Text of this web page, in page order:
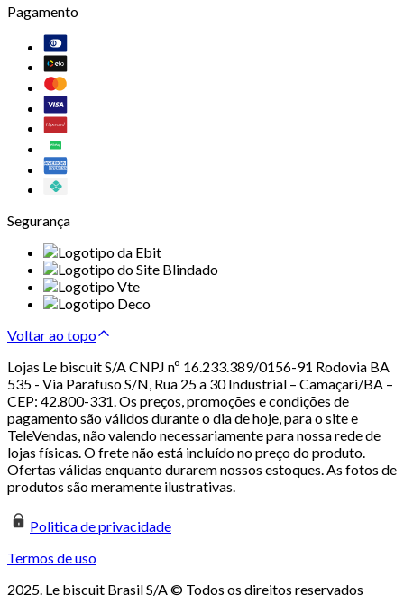
Pagamento
Segurança
Voltar ao topo
Lojas Le biscuit S/A CNPJ nº 16.233.389/0156-91 Rodovia BA
535 - Via Parafuso S/N, Rua 25 a 30 Industrial – Camaçari/BA –
CEP: 42.800-331. Os preços, promoções e condições de
pagamento são válidos durante o dia de hoje, para o site e
TeleVendas, não valendo necessariamente para nossa rede de
lojas físicas. O frete não está incluído no preço do produto.
Ofertas válidas enquanto durarem nossos estoques. As fotos de
produtos são meramente ilustrativas.
Politica de privacidade
Termos de uso
2025. Le biscuit Brasil S/A © Todos os direitos reservados